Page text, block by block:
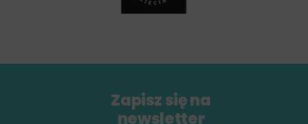
Zapisz się na
newsletter